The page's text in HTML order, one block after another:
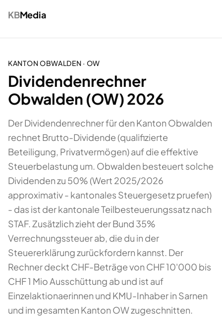
KBMedia
KANTONOBWALDEN · OW
Dividendenrechner
Obwalden (OW) 2026
Der Dividendenrechner für den Kanton Obwalden
rechnet Brutto-Dividende (qualifizierte
Beteiligung, Privatvermögen) auf die effektive
Steuerbelastung um. Obwalden besteuert solche
Dividenden zu 50% (Wert 2025/2026
approximativ - kantonales Steuergesetz pruefen)
- das ist der kantonale Teilbesteuerungssatz nach
STAF. Zusätzlich zieht der Bund 35%
Verrechnungssteuer ab, die du in der
Steuererklärung zurückfordern kannst. Der
Rechner deckt CHF-Beträge von CHF 10'000 bis
CHF 1 Mio Ausschüttung ab und ist auf
Einzelaktionaerinnen und KMU-Inhaber in Sarnen
und im gesamten Kanton OW zugeschnitten.